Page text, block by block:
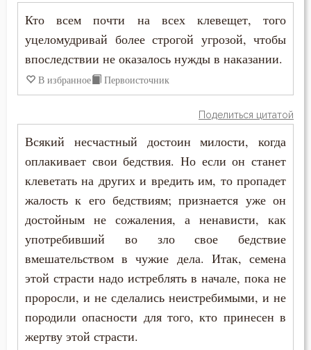
Кто всем почти на всех клевещет, того
уцеломудривай более строгой угрозой, чтобы
впоследствии не оказалось нужды в наказании.
В избранное Первоисточник
Поделиться цитатой
Всякий несчастный достоин милости, когда
оплакивает свои бедствия. Но если он станет
клеветать на других и вредить им, то пропадет
жалость к его бедствиям; признается уже он
достойным не сожаления, а ненависти, как
употребивший во зло свое бедствие
вмешательством в чужие дела. Итак, семена
этой страсти надо истреблять в начале, пока не
проросли, и не сделались неистребимыми, и не
породили опасности для того, кто принесен в
жертву этой страсти.